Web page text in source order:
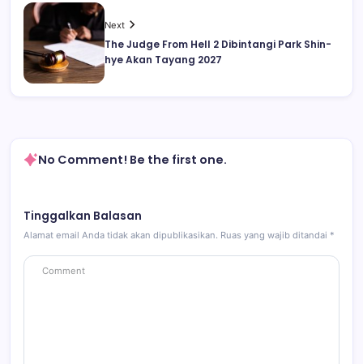
Next
The Judge From Hell 2 Dibintangi Park Shin-
hye Akan Tayang 2027
No Comment! Be the first one.
Tinggalkan Balasan
Alamat email Anda tidak akan dipublikasikan. Ruas yang wajib ditandai *